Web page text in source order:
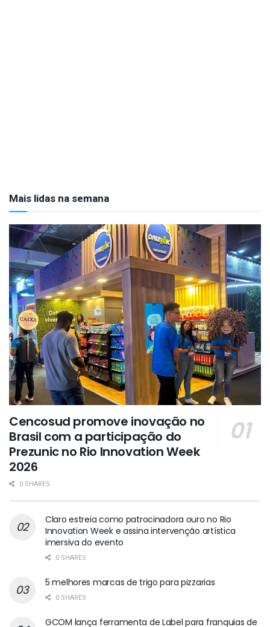
Mais lidas na semana
Cencosud promove inovação no
Brasil com a participação do
Prezunic no Rio Innovation Week
2026
0 SHARES
Claro estreia como patrocinadora ouro no Rio
Innovation Week e assina intervenção artística
imersiva do evento
0 SHARES
5 melhores marcas de trigo para pizzarias
0 SHARES
GCOM lança ferramenta de Label para franquias de